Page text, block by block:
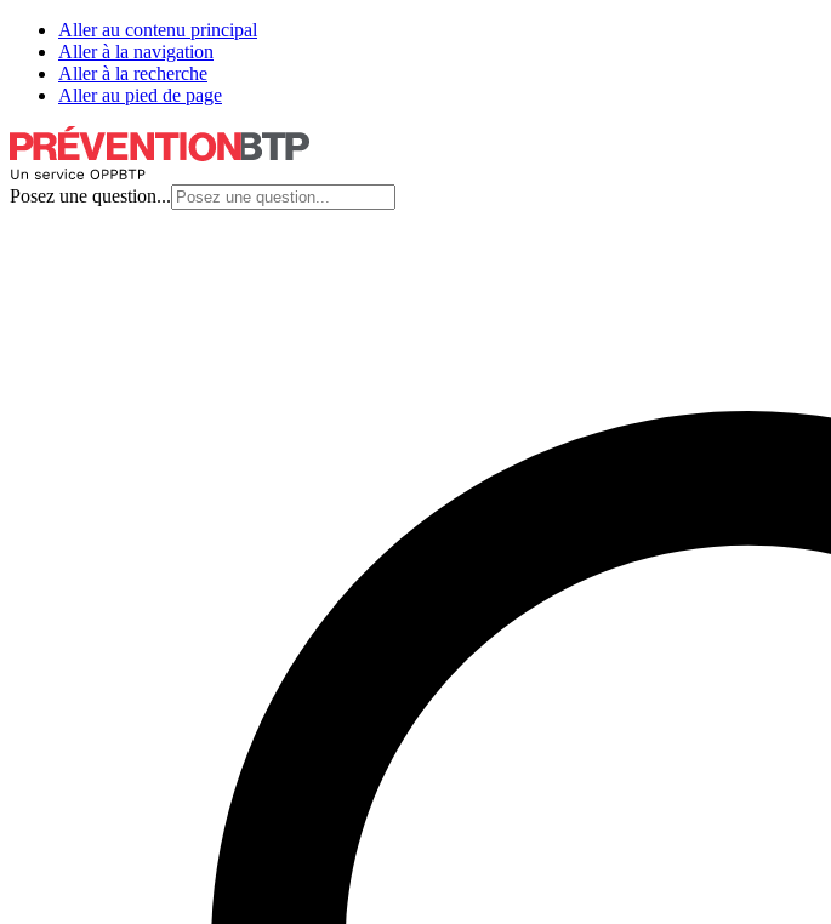
Aller au contenu principal
Aller à la navigation
Aller à la recherche
Aller au pied de page
Posez une question...